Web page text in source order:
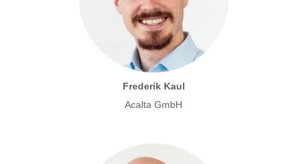
Frederik Kaul
Acalta GmbH